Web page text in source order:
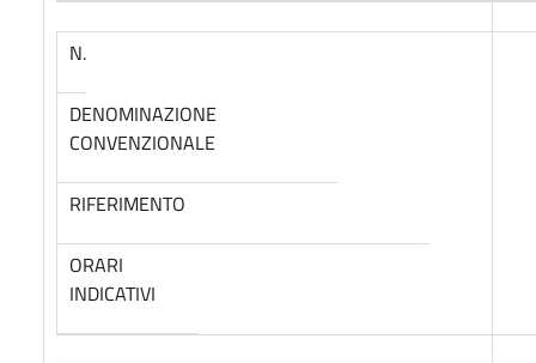
N.
DENOMINAZIONE
CONVENZIONALE
RIFERIMENTO
ORARI
INDICATIVI